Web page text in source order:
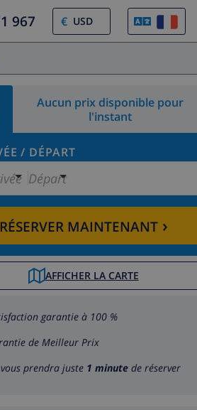
967 €
Aucun prix disponible pour
l'instant
/ DÉPART
Départ
RÉSERVER MAINTENANT›
AFFICHER LA CARTE
garantie à 100 %
de Meilleur Prix
vous prendra juste 1 minute de réserver